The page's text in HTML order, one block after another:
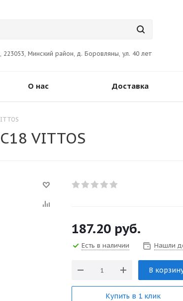
223053, Минский район, д. Боровляны, ул. 40 лет
О нас Доставка
VITTOS
187.20 руб.
Есть в наличии Нашли
В
Купить в 1 клик